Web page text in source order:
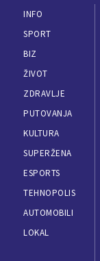
INFO
SPORT
BIZ
ŽIVOT
ZDRAVLJE
PUTOVANJA
KULTURA
SUPERŽENA
ESPORTS
TEHNOPOLIS
AUTOMOBILI
LOKAL